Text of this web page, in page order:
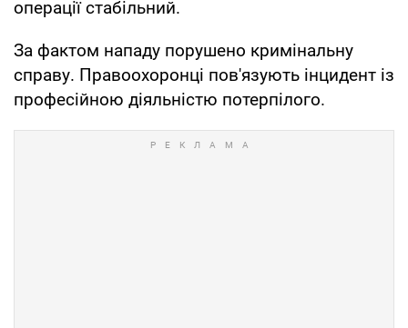
операції стабільний.
За фактом нападу порушено кримінальну
справу. Правоохоронці пов'язують інцидент із
професійною діяльністю потерпілого.